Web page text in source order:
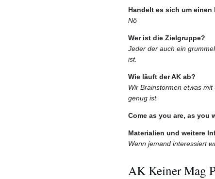
Handelt es sich um einen
Nö
Wer ist die Zielgruppe?
Jeder der auch ein
ist.
Wie läuft der AK ab?
Wir Brainstormen etwas
genug ist.
Come as you are, as you
Materialien und weitere
Wenn jemand interessiert
AK Keiner Mag